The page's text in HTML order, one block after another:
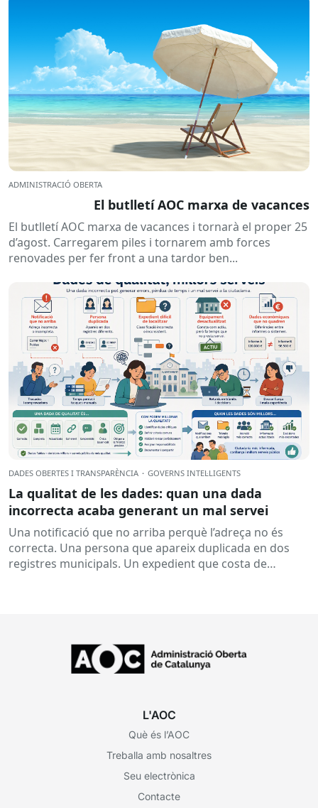
ADMINISTRACIÓ OBERTA
El butlletí AOC marxa de vacances
El butlletí AOC marxa de vacances i tornarà el proper 25
d’agost. Carregarem piles i tornarem amb forces
renovades per fer front a una tardor ben...
DADES OBERTES I TRANSPARÈNCIA · GOVERNS INTEL·LIGENTS
La qualitat de les dades: quan una dada
incorrecta acaba generant un mal servei
Una notificació que no arriba perquè l’adreça no és
correcta. Una persona que apareix duplicada en dos
registres municipals. Un expedient que costa de
L'AOC
Què és l’AOC
Treballa amb nosaltres
Seu electrònica
Contacte